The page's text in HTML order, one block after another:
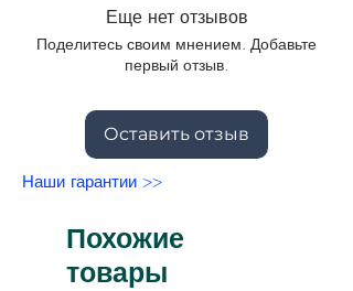
быстро растут, образуя плотные
каскады или цветочные ковры.
Укрытие:в бесснежную зиму укрыть
листьями. Растения, выращенные на
защищать от замерзания зимой.
Еще нет отзывов
Поделитесь своим мнением. Добавьте
первый отзыв.
Оставить отзыв
Наши гарантии >>
Похожие
товары